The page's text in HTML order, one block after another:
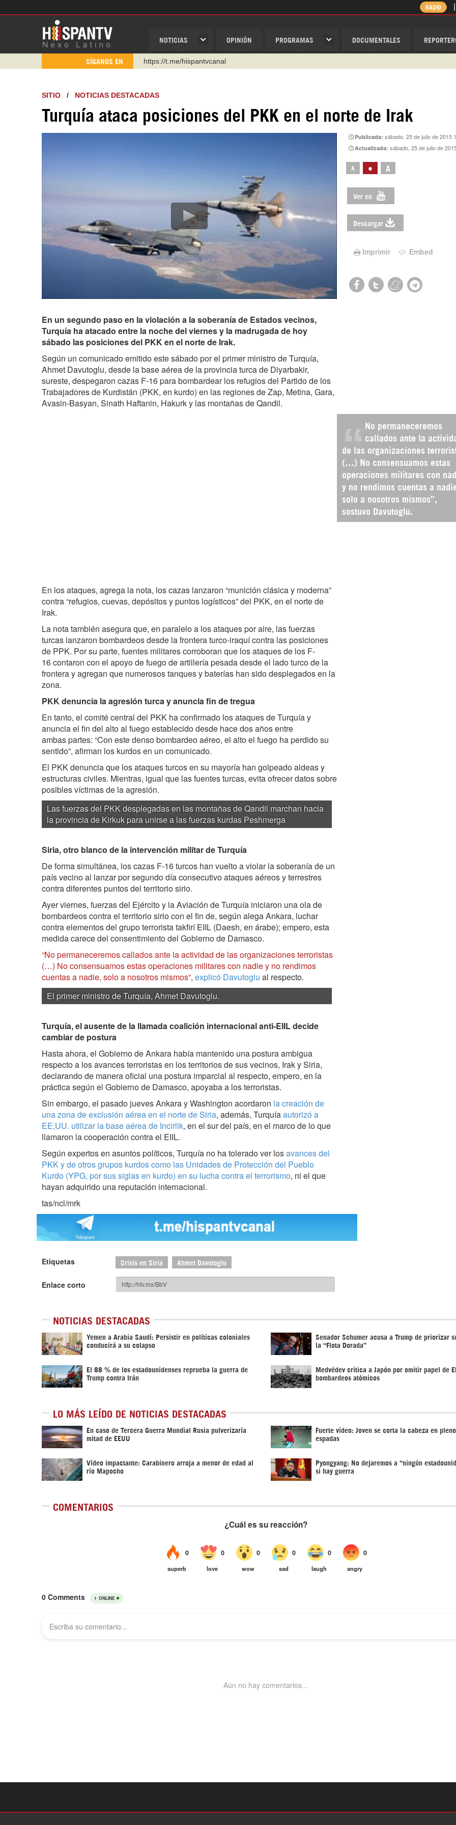
NOTICIAS OPINIÓN PROGRAMAS DOCUMENTALES
RADIO
SÍGANOS EN
https://t.me/hispantvcanal
WhatsApp y Viber: +98 921 79 29 404
Instagram como: hispan_tv
https://www.facebook.com/Nexolatino.Canal
SITIO / NOTICIAS DESTACADAS
Turquía ataca posiciones del PKK en el norte de Irak
Publicada:sábado, 25 de julio de 2015
Actualizada:sábado, 25 de julio de
A • A
Ver en
Descargar
Imprimir Embed
En un segundo paso en la violación a la soberanía de Estados vecinos,
Turquía ha atacado entre la noche del viernes y la madrugada de hoy
sábado las posiciones del PKK en el norte de Irak.
Según un comunicado emitido este sábado por el primer ministro de Turquía,
Ahmet Davutoglu, desde la base aérea de la provincia turca de Diyarbakir,
sureste, despegaron cazas F-16 para bombardear los refugios del Partido de los
Trabajadores de Kurdistán (PKK, en kurdo) en las regiones de Zap, Metina, Gara,
Avasin-Basyan, Sinath Haftanin, Hakurk y las montañas de Qandil.
No permaneceremos
callados ante la
de las organizaciones
(…) No consensuamos estas
operaciones militares con
y no rendimos cuentas a
solo a nosotros mismos”,
sostuvo Davutoglu.
En los ataques, agrega la nota, los cazas lanzaron “munición clásica y moderna”
contra “refugios, cuevas, depósitos y puntos logísticos” del PKK, en el norte de
Irak.
La nota también asegura que, en paralelo a los ataques por aire, las fuerzas
turcas lanzaron bombardeos desde la frontera turco-iraquí contra las posiciones
de PPK. Por su parte, fuentes militares corroboran que los ataques de los F-
16 contaron con el apoyo de fuego de artillería pesada desde el lado turco de la
frontera y agregan que numerosos tanques y baterías han sido desplegados en la
zona.
PKK denuncia la agresión turca y anuncia fin de tregua
En tanto, el comité central del PKK ha confirmado los ataques de Turquía y
anuncia el fin del alto al fuego establecido desde hace dos años entre
ambas partes: “Con este denso bombardeo aéreo, el alto el fuego ha perdido su
sentido”, afirman los kurdos en un comunicado.
El PKK denuncia que los ataques turcos en su mayoría han golpeado aldeas y
estructuras civiles. Mientras, igual que las fuentes turcas, evita ofrecer datos sobre
posibles víctimas de la agresión.
Las fuerzas del PKK desplegadas en las montañas de Qandil marchan hacia
la provincia de Kirkuk para unirse a las fuerzas kurdas Peshmerga
Siria, otro blanco de la intervención militar de Turquía
De forma simultánea, los cazas F-16 turcos han vuelto a violar la soberanía de un
país vecino al lanzar por segundo día consecutivo ataques aéreos y terrestres
contra diferentes puntos del territorio sirio.
Ayer viernes, fuerzas del Ejército y la Aviación de Turquía iniciaron una ola de
bombardeos contra el territorio sirio con el fin de, según alega Ankara, luchar
contra elementos del grupo terrorista takfirí EIIL (Daesh, en árabe); empero, esta
medida carece del consentimiento del Gobierno de Damasco.
“No permaneceremos callados ante la actividad de las organizaciones terroristas
(…) No consensuamos estas operaciones militares con nadie y no rendimos
cuentas a nadie, solo a nosotros mismos”, explicó Davutoglu al respecto.
El primer ministro de Turquía, Ahmet Davutoglu.
Turquía, el ausente de la llamada coalición internacional anti-EIIL decide
cambiar de postura
Hasta ahora, el Gobierno de Ankara había mantenido una postura ambigua
respecto a los avances terroristas en los territorios de sus vecinos, Irak y Siria,
declarando de manera oficial una postura imparcial al respecto, empero, en la
práctica según el Gobierno de Damasco, apoyaba a los terroristas.
Sin embargo, el pasado jueves Ankara y Washington acordaron la creación de
una zona de exclusión aérea en el norte de Siria, además, Turquíaautorizó a
EE,UU. utilizar la base aérea de Incirlik, en el sur del país, en el marco de lo que
llamaron la cooperación contra el EIIL.
Según expertos en asuntos políticos, Turquía no ha tolerado ver losavances del
PKK y de otros grupos kurdos como las Unidades de Protección del Pueblo
Kurdo (YPG, por sus siglas en kurdo) en su lucha contra el terrorismo, ni el que
hayan adquirido una reputación internacional.
tas/ncl/mrk
Etiquetas Crisis en Siria Ahmet Davutoglu
Enlace corto
NOTICIAS DESTACADAS
Yemen a Arabia Saudí: Persistir en políticas coloniales
conducirá a su colapso
Senador Schumer acusa a Trump de priorizar
la “Flota Dorada”
El 88 % de los estadounidenses reprueba la guerra de
Trump contra Irán
Medvédev critica a Japón por omitir papel de
bombardeos atómicos
LO MÁS LEÍDO DE NOTICIAS DESTACADAS
En caso de Tercera Guerra Mundial Rusia pulverizaría
mitad de EEUU
Fuerte vídeo: Joven se corta la cabeza en
espadas
Vídeo impactante: Carabinero arroja a menor de edad al
río Mapocho
Pyongyang: No dejaremos a “ningún
si hay guerra
COMENTARIOS